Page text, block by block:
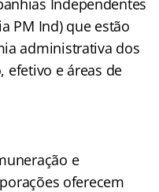
Independentes
PM Ind) que estão
administrativa dos
efetivo e áreas de
e
oferecem